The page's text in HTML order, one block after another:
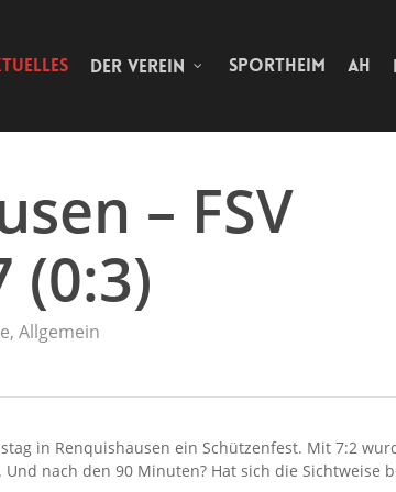
DER VEREIN SPORTHEIM AH
– FSV
(0:3)
, Allgemein
in Renquishausen ein Schützenfest. Mit 7:2
Und nach den 90 Minuten? Hat sich die Sichtweise